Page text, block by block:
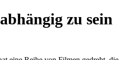
zu sein